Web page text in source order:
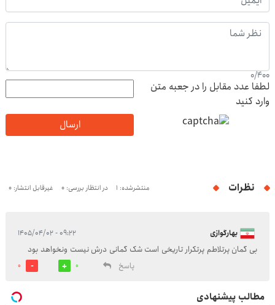
0/400
لطفا عدد مقابل را در جعبه متن
وارد کنید
ارسال
نظرات منتشرشده: 1 در انتظار بررسی: 0 غیرقابل انتشار: 0
بهارگوازی ۰۹:۲۲ - ۱۴۰۵/۰۴/۰۲
بی گمان پرتلاطم پرتکرار تاریخی است شک گمانی درش نیست ونخواهد بود
پاسخ
0
0
مطالب پیشنهادی